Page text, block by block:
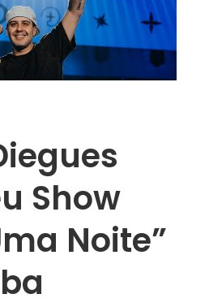
Show
Noite”